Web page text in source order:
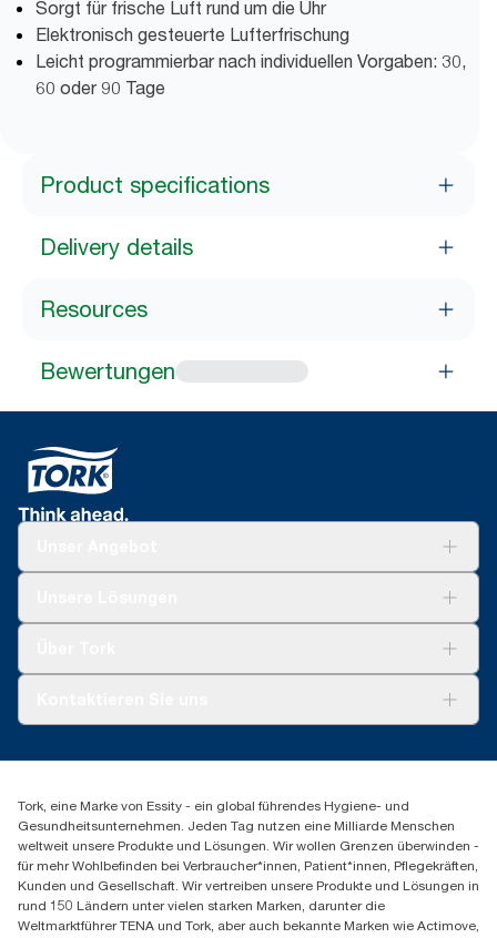
Sorgt für frische Luft rund um die Uhr
Elektronisch gesteuerte Lufterfrischung
Leicht programmierbar nach individuellen Vorgaben: 30,
60 oder 90 Tage
Product specifications
Delivery details
Resources
Bewertungen
Spenderreklamation
+41 (0)848/810152
Essity Switzerland AG
Parkstraße 1b
6214 Schenkon
Mo-Do 8:00-16:30 | Fr 8:00-15:00
GLN: 7609999000928
Tork, eine Marke von Essity - ein global führendes Hygiene- und
Gesundheitsunternehmen. Jeden Tag nutzen eine Milliarde Menschen
weltweit unsere Produkte und Lösungen. Wir wollen Grenzen überwinden -
für mehr Wohlbefinden bei Verbraucher*innen, Patient*innen, Pflegekräften,
Kunden und Gesellschaft. Wir vertreiben unsere Produkte und Lösungen in
rund 150 Ländern unter vielen starken Marken, darunter die
Weltmarktführer TENA und Tork, aber auch bekannte Marken wie Actimove,